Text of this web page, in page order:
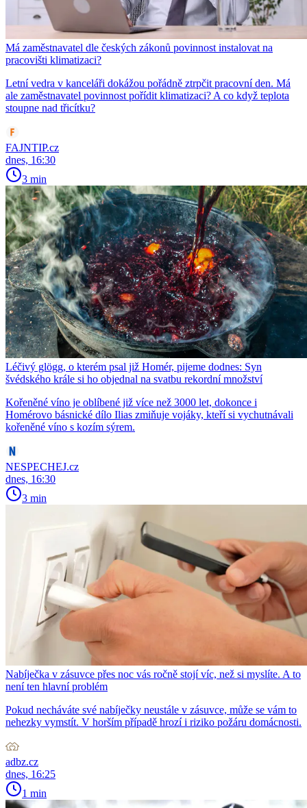
Má zaměstnavatel dle českých zákonů povinnost instalovat na
pracovišti klimatizaci?
Letní vedra v kanceláři dokážou pořádně ztrpčit pracovní den. Má
ale zaměstnavatel povinnost pořídit klimatizaci? A co když teplota
stoupne nad třicítku?
FAJNTIP.cz
dnes, 16:30
3 min
Léčivý glögg, o kterém psal již Homér, pijeme dodnes: Syn
švédského krále si ho objednal na svatbu rekordní množství
Kořeněné víno je oblíbené již více než 3000 let, dokonce i
Homérovo básnické dílo Ilias zmiňuje vojáky, kteří si vychutnávali
kořeněné víno s kozím sýrem.
NESPECHEJ.cz
dnes, 16:30
3 min
Nabíječka v zásuvce přes noc vás ročně stojí víc, než si myslíte. A to
není ten hlavní problém
Pokud necháváte své nabíječky neustále v zásuvce, může se vám to
nehezky vymstít. V horším případě hrozí i riziko požáru domácnosti.
adbz.cz
dnes, 16:25
1 min